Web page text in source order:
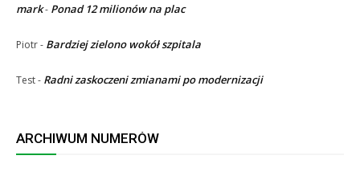
mark- Ponad 12 milionów na plac
Piotr- Bardziej zielono wokół szpitala
Test- Radni zaskoczeni zmianami po modernizacji
ARCHIWUM NUMERÓW